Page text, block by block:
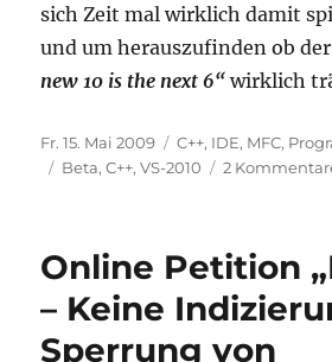
sich Zeit mal wirklich damit
und um herauszufinden ob
new 10 is the next 6“ wirklich
Veröffentlicht
am
Fr. 15. Mai 2009 Kategorien
C++, IDE, MFC,
Schlagwörter
Beta,C++,VS-2010 2
Online Petition
– Keine
Sperrung von